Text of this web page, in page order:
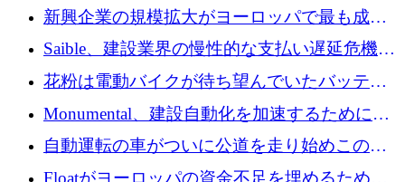
後、アムステルダムに根を張る
新興企業の規模拡大がヨーロッパで最も成功
した創業者を生み出す、アントラー氏が発見
Saible、建設業界の慢性的な支払い遅延危機に
対処するために 290 万ポンドを調達
花粉は電動バイクが待ち望んでいたバッテリ
ー交換ネットワークを構築している
Monumental、建設自動化を加速するためにシ
リーズ B で 3,200 万ドルを確保
自動運転の車がついに公道を走り始めこの国
が世界をリードしようとしている
Floatがヨーロッパの資金不足を埋めるために